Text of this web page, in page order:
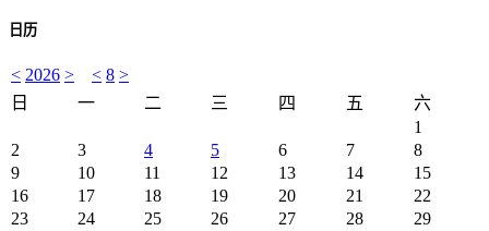
日历
< 2026 > < 8 >
日
一 二 三 四 五
六
1
2
3 4 5 6 7
8
9
10 11 12 13 14
15
16
17 18 19 20 21
22
23
24 25 26 27 28
29